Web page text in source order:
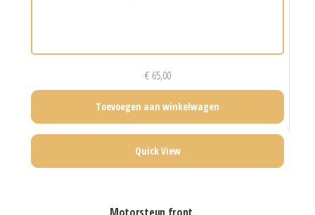
€65,00
Toevoegen aan winkelwagen
Quick View